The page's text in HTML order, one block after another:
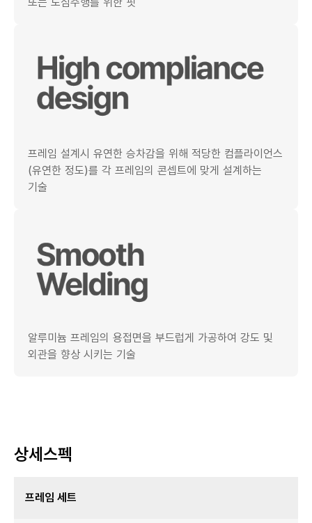
프레임 설계시 유연한 승차감을 위해 적당한 컴플라이언스
(유연한 정도)를 각 프레임의 콘셉트에 맞게 설계하는
기술
알루미늄 프레임의 용접면을 부드럽게 가공하여 강도 및
외관을 향상 시키는 기술
상세스펙
프레임 세트